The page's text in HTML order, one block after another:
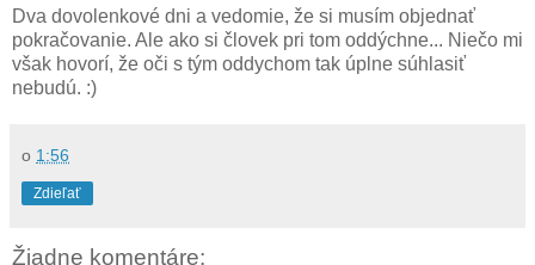
Dva dovolenkové dni a vedomie, že si musím objednať
pokračovanie. Ale ako si človek pri tom oddýchne... Niečo mi
však hovorí, že oči s tým oddychom tak úplne súhlasiť
nebudú. :)
o 1:56
Zdieľať
Žiadne komentáre: